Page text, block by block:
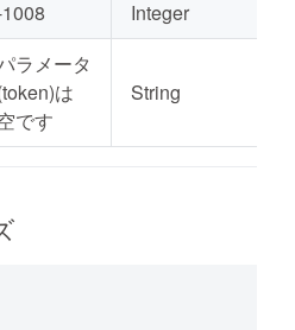
Integer
ラメータ
は
です
String